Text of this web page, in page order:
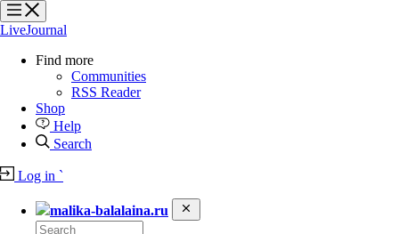
?
?
?
?
LiveJournal
Find more
Communities
RSS Reader
Shop
Help
Search
Log in `
malika-balalaina.ru